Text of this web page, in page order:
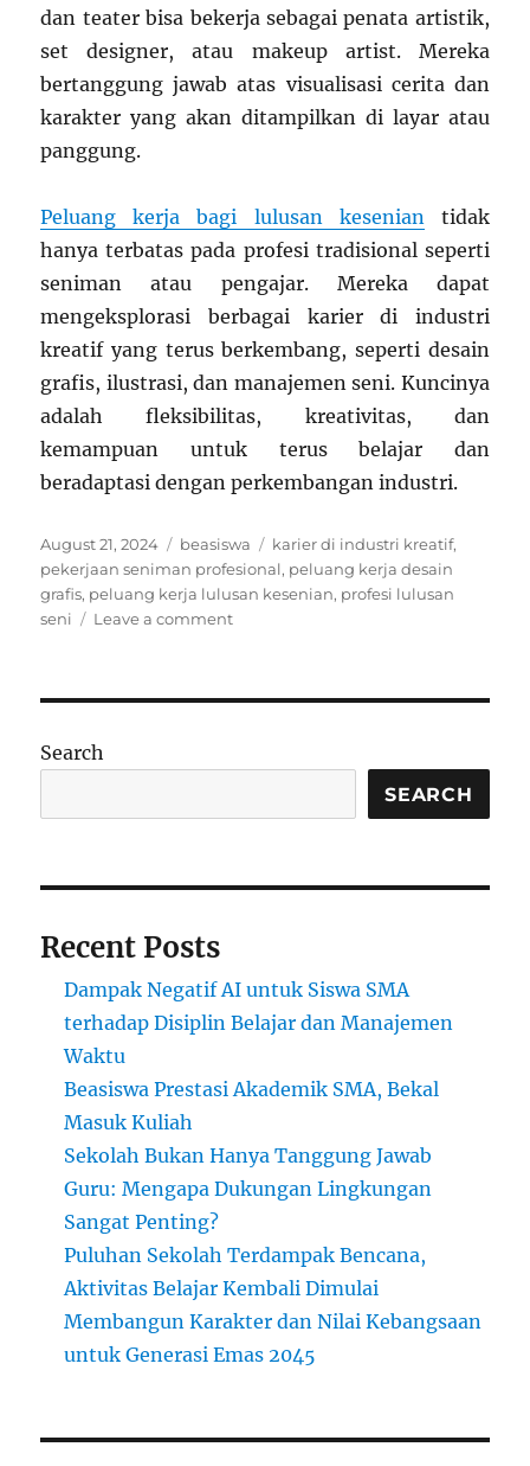
dan teater bisa bekerja sebagai penata artistik,
set designer, atau makeup artist. Mereka
bertanggung jawab atas visualisasi cerita dan
karakter yang akan ditampilkan di layar atau
panggung.
Peluang kerja bagi lulusan keseniantidak
hanya terbatas pada profesi tradisional seperti
seniman atau pengajar. Mereka dapat
mengeksplorasi berbagai karier di industri
kreatif yang terus berkembang, seperti desain
grafis, ilustrasi, dan manajemen seni. Kuncinya
adalah fleksibilitas, kreativitas, dan
kemampuan untuk terus belajar dan
beradaptasi dengan perkembangan industri.
Posted
on
August 21, 2024 Categories
beasiswa Tags
karier di industri kreatif,
pekerjaan seniman profesional, peluang kerja desain
grafis, peluang kerja lulusan kesenian, profesi lulusan
seni
Leave a commenton
untuk
Seni
Search
SEARCH
Recent Posts
Dampak Negatif AI untuk Siswa SMA
terhadap Disiplin Belajar dan Manajemen
Waktu
Beasiswa Prestasi Akademik SMA, Bekal
Masuk Kuliah
Sekolah Bukan Hanya Tanggung Jawab
Guru: Mengapa Dukungan Lingkungan
Sangat Penting?
Puluhan Sekolah Terdampak Bencana,
Aktivitas Belajar Kembali Dimulai
Membangun Karakter dan Nilai Kebangsaan
untuk Generasi Emas 2045